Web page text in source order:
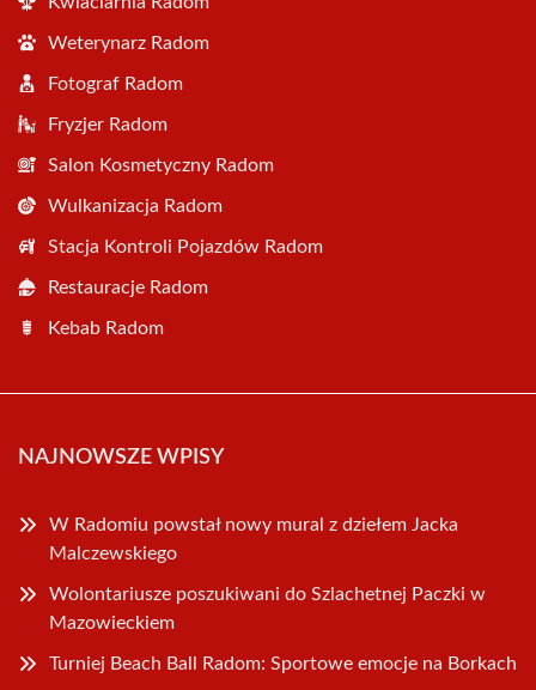
Weterynarz Radom
Fotograf Radom
Fryzjer Radom
Salon Kosmetyczny Radom
Wulkanizacja Radom
Stacja Kontroli Pojazdów Radom
Restauracje Radom
Kebab Radom
NAJNOWSZE WPISY
W Radomiu powstał nowy mural z dziełem Jacka
Malczewskiego
Wolontariusze poszukiwani do Szlachetnej Paczki w
Mazowieckiem
Turniej Beach Ball Radom: Sportowe emocje na Borkach